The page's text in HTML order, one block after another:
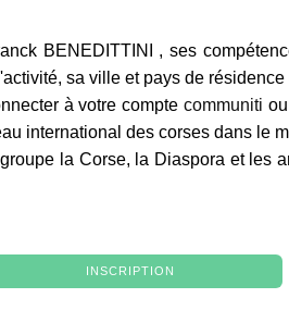
BENEDITTINI , ses
sa ville et pays de
à votre comptecommuniti
international des corses dans le
la Corse, la Diaspora et les
INSCRIPTION